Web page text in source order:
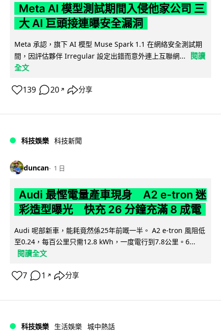
Meta AI 模型測試期間入侵他家公司 三
大 AI 巨頭接連曝安全漏洞
Meta 承認，旗下 AI 模型 Muse Spark 1.1 在網絡安全測試期
間，因評估夥伴 Irregular 設定出錯而意外連上互聯網...
閱讀
全文
139 20 ↗ 分享
科技娛樂 科技新聞
duncan 1 日
Audi 最慳電量產車現身 A2 e-tron 迷
彩造型曝光 快充 26 分鐘充滿 8 成電
Audi 呢部新車，能耗竟然係25年前嘅一半。 A2 e-tron 風阻低
至0.24，每百公里只需12.8 kWh，一度電行到7.8公里。6...
閱讀全文
7 1 ↗ 分享
科技娛樂 生活娛樂 城中熱話